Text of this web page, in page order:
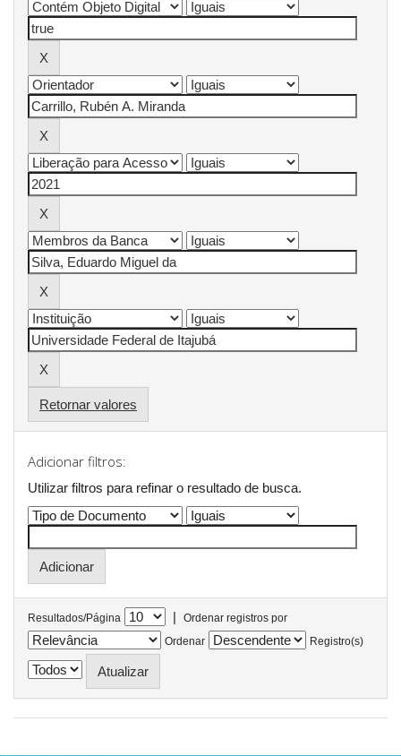
Retornar valores
Adicionar filtros:
Utilizar filtros para refinar o resultado de busca.
Resultados/Página |
Ordenar registros por
Ordenar
Registro(s)